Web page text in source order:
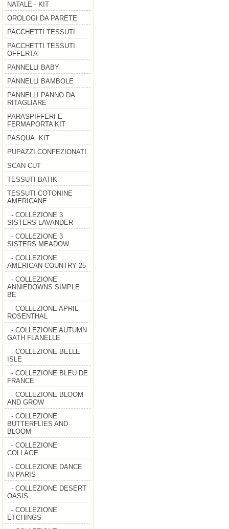
NATALE - KIT
OROLOGI DA PARETE
PACCHETTI TESSUTI
PACCHETTI TESSUTI
OFFERTA
PANNELLI BABY
PANNELLI BAMBOLE
PANNELLI PANNO DA
RITAGLIARE
PARASPIFFERI E
FERMAPORTA KIT
PASQUA. KIT
PUPAZZI CONFEZIONATI
SCAN CUT
TESSUTI BATIK
TESSUTI COTONINE
AMERICANE
- COLLEZIONE 3
SISTERS LAVANDER
- COLLEZIONE 3
SISTERS MEADOW
- COLLEZIONE
AMERICAN COUNTRY 25
- COLLEZIONE
ANNIEDOWNS SIMPLE
BE
- COLLEZIONE APRIL
ROSENTHAL
- COLLEZIONE AUTUMN
GATH FLANELLE
- COLLEZIONE BELLE
ISLE
- COLLEZIONE BLEU DE
FRANCE
- COLLEZIONE BLOOM
AND GROW
- COLLEZIONE
BUTTERFLIES AND
BLOOM
- COLLEZIONE
COLLAGE
- COLLEZIONE DANCE
IN PARIS
- COLLEZIONE DESERT
OASIS
- COLLEZIONE
ETCHINGS